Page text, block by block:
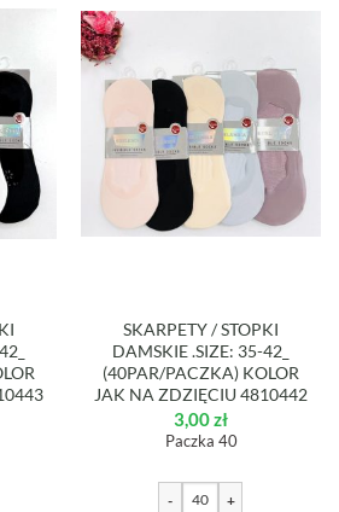
SKARPETY / STOPKI
DAMSKIE .SIZE: 35-42_
(40PAR/PACZKA) KOLOR
JAK NA ZDZIĘCIU 4810442
3,00zł
Paczka 40
- +